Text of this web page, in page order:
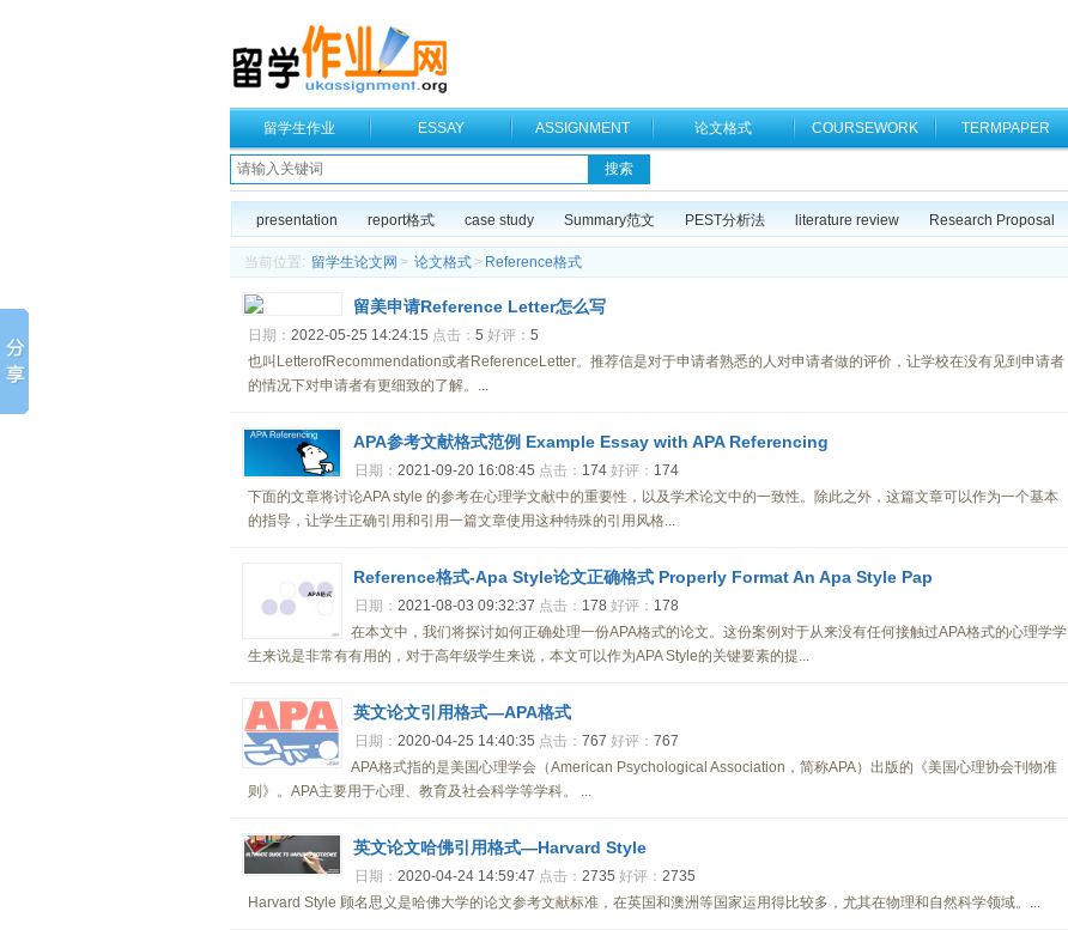
留学生作业 ESSAY ASSIGNMENT 论文格式 COURSEWORK TERMPAPER
presentation report格式 case study Summary范文 PEST分析法 literature review Research Proposal
当前位置: 留学生论文网 > 论文格式 > Reference格式
留美申请Reference Letter怎么写
日期： 2022-05-25 14:24:15 点击： 5 好评： 5
也叫LetterofRecommendation或者ReferenceLetter。推荐信是对于申请者熟悉的人对申请者做的评价，让学校在没有见到申请者
的情况下对申请者有更细致的了解。...
APA参考文献格式范例 Example Essay with APA Referencing
日期： 2021-09-20 16:08:45 点击： 174 好评： 174
下面的文章将讨论APA style 的参考在心理学文献中的重要性，以及学术论文中的一致性。除此之外，这篇文章可以作为一个基本
的指导，让学生正确引用和引用一篇文章使用这种特殊的引用风格...
Reference格式-Apa Style论文正确格式 Properly Format An Apa Style Pap
日期： 2021-08-03 09:32:37 点击： 178 好评： 178
在本文中，我们将探讨如何正确处理一份APA格式的论文。这份案例对于从来没有任何接触过APA格式的心理学学
生来说是非常有有用的，对于高年级学生来说，本文可以作为APA Style的关键要素的提...
英文论文引用格式—APA格式
日期： 2020-04-25 14:40:35 点击： 767 好评： 767
APA格式指的是美国心理学会（American Psychological Association，简称APA）出版的《美国心理协会刊物准
则》。APA主要用于心理、教育及社会科学等学科。 ...
英文论文哈佛引用格式—Harvard Style
日期： 2020-04-24 14:59:47 点击： 2735 好评： 2735
Harvard Style 顾名思义是哈佛大学的论文参考文献标准，在英国和澳洲等国家运用得比较多，尤其在物理和自然科学领域。...